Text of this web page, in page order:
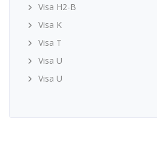
Visa H2-B
Visa K
Visa T
Visa U
Visa U